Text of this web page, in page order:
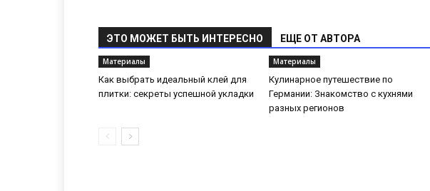
ЭТО МОЖЕТ БЫТЬ ИНТЕРЕСНО ЕЩЕ ОТ АВТОРА
Материалы
Как выбрать идеальный клей для
плитки: секреты успешной укладки
Материалы
Кулинарное путешествие по
Германии: Знакомство с кухнями
разных регионов